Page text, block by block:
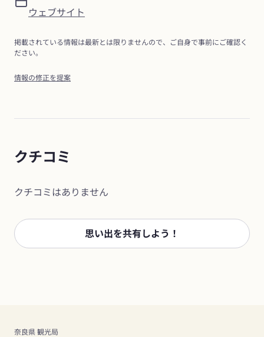
ウェブサイト
掲載されている情報は最新とは限りませんので、ご自身で事前にご確認く
ださい。
情報の修正を提案
クチコミ
クチコミはありません
思い出を共有しよう！
奈良県 観光局